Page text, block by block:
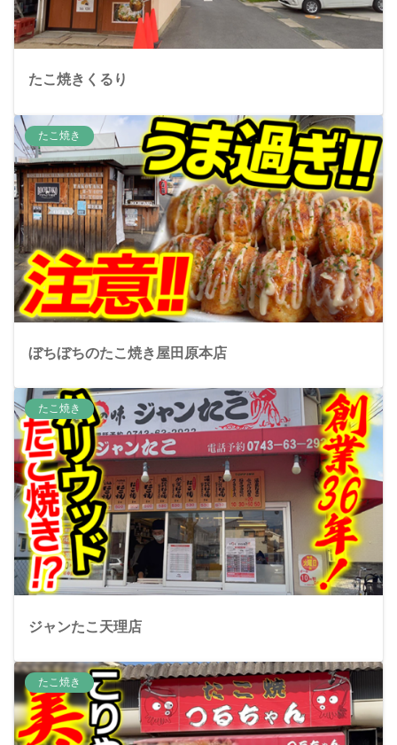
たこ焼きくるり
たこ焼き
ぼちぼちのたこ焼き屋田原本店
たこ焼き
ジャンたこ天理店
たこ焼き